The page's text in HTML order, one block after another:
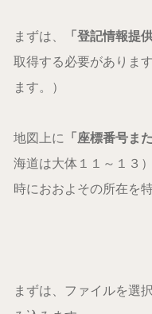
まずは、 「登記情報提
取得する必要がありま
ます。）
地図上に 「座標番号ま
海道は大体１１～１３
時におおよその所在を
まずは、ファイルを選